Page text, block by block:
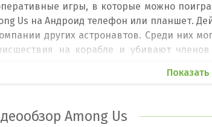
игры, в которые можно
Us на Андроид телефон или планшет.
других астронавтов. Среди них
на корабле и убивают
поломки на корабле и убивать
Among Us